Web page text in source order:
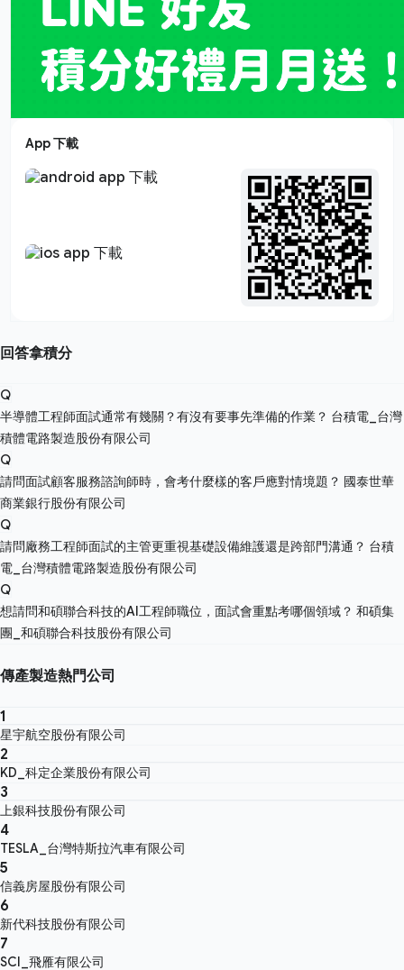
App 下載
回答拿積分
Q
半導體工程師面試通常有幾關？有沒有要事先準備的作業？ 台積電_台灣
積體電路製造股份有限公司
Q
請問面試顧客服務諮詢師時，會考什麼樣的客戶應對情境題？ 國泰世華
商業銀行股份有限公司
Q
請問廠務工程師面試的主管更重視基礎設備維護還是跨部門溝通？ 台積
電_台灣積體電路製造股份有限公司
Q
想請問和碩聯合科技的AI工程師職位，面試會重點考哪個領域？ 和碩集
團_和碩聯合科技股份有限公司
傳產製造熱門公司
1
星宇航空股份有限公司
2
KD_科定企業股份有限公司
3
上銀科技股份有限公司
4
TESLA_台灣特斯拉汽車有限公司
5
信義房屋股份有限公司
6
新代科技股份有限公司
7
SCI_飛雁有限公司